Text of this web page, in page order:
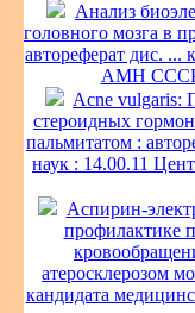
Анализ
головного мозга в
автореферат дис. ...
АМН
Acne vulgaris:
стероидных
пальмитатом :
наук : 14.00.11
Аспирин-
профилактике
атеросклерозом
кандидата